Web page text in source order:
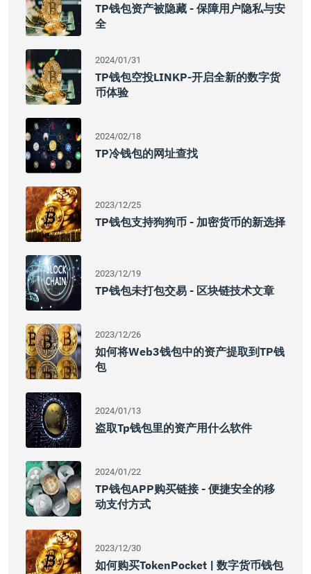
TP钱包资产被隐藏 - 保障用户隐私与安
全
2024/01/31
TP钱包空投LINKP-开启全新的数字货
币体验
2024/02/18
TP冷钱包的网址查找
2023/12/25
TP钱包支持狗狗币 - 加密货币的新选择
2023/12/19
TP钱包未打包交易 - 区块链技术文章
2023/12/26
如何将Web3钱包中的资产提取到TP钱
包
2024/01/13
盗取tp钱包里的资产用什么软件
2024/01/22
TP钱包APP购买链接 - 便捷安全的移
动支付方式
2023/12/30
如何购买TokenPocket | 数字货币钱包